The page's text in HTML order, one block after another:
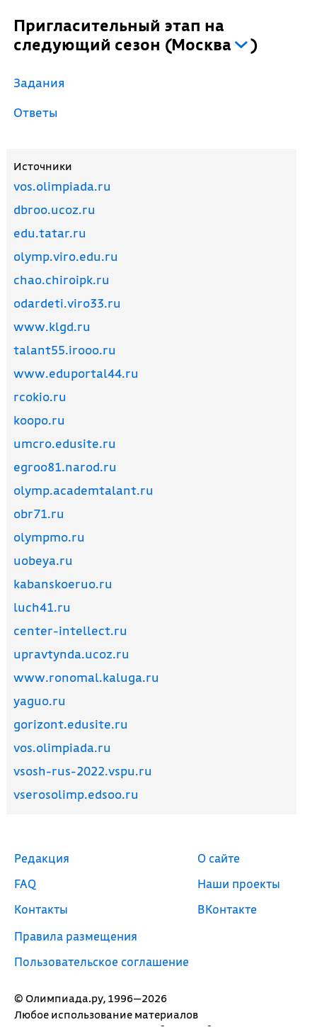
Пригласительный этап на
следующий сезон (Москва )
Задания
Ответы
Источники
vos.olimpiada.ru
dbroo.ucoz.ru
edu.tatar.ru
olymp.viro.edu.ru
chao.chiroipk.ru
odardeti.viro33.ru
www.klgd.ru
talant55.irooo.ru
www.eduportal44.ru
rcokio.ru
koopo.ru
umcro.edusite.ru
egroo81.narod.ru
olymp.academtalant.ru
obr71.ru
olympmo.ru
uobeya.ru
kabanskoeruo.ru
luch41.ru
center-intellect.ru
upravtynda.ucoz.ru
www.ronomal.kaluga.ru
yaguo.ru
gorizont.edusite.ru
vos.olimpiada.ru
vsosh-rus-2022.vspu.ru
vserosolimp.edsoo.ru
© Олимпиада.ру, 1996—2026
Любое использование материалов
Редакция
FAQ
Контакты
Правила размещения
Пользовательское соглашение
О сайте
Наши проекты
ВКонтакте